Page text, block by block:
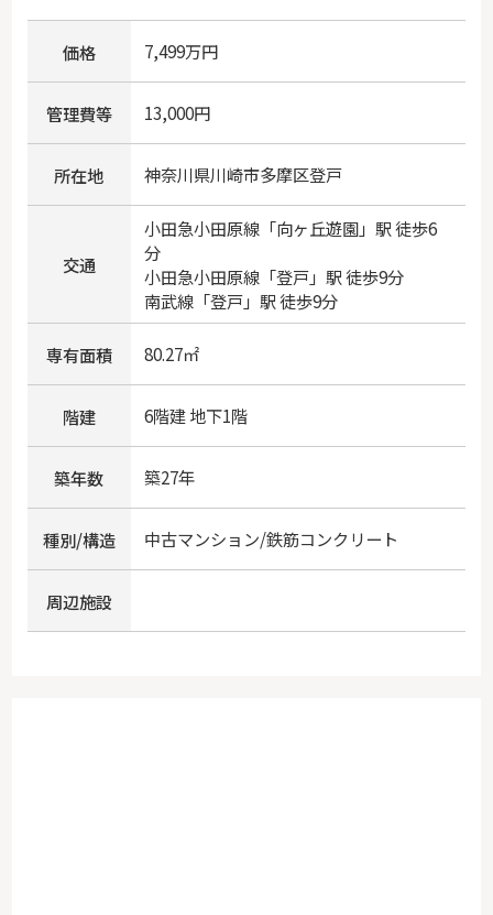
価格 7,499万円
管理費等 13,000円
所在地 神奈川県川崎市多摩区登戸
交通
小田急小田原線「向ヶ丘遊園」駅 徒歩6
分
小田急小田原線「登戸」駅 徒歩9分
南武線「登戸」駅 徒歩9分
専有面積 80.27㎡
階建 6階建 地下1階
築年数 築27年
種別/構造 中古マンション/鉄筋コンクリート
周辺施設